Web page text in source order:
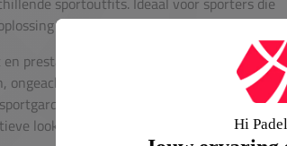
zonder concessies te doen aan stijl.
prestaties. De lichte en duurzame
de activiteit. De eenvoud van het
Of je nu op zoek bent naar iets
look, deze short past bij elke gelegenheid.